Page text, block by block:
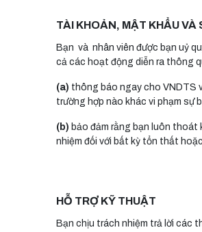
TÀI KHOẢN, MẬT KHẨU VÀ
Bạn và nhân viên được bạn uỷ
cả các hoạt động diễn ra thông
(a) thông báo ngay cho VNDTS
trường hợp nào khác vi phạm sự
(b) bảo đảm rằng bạn luôn thoát
nhiệm đối với bất kỳ tổn thất
HỖ TRỢ KỸ THUẬT
Bạn chịu trách nhiệm trả lời các